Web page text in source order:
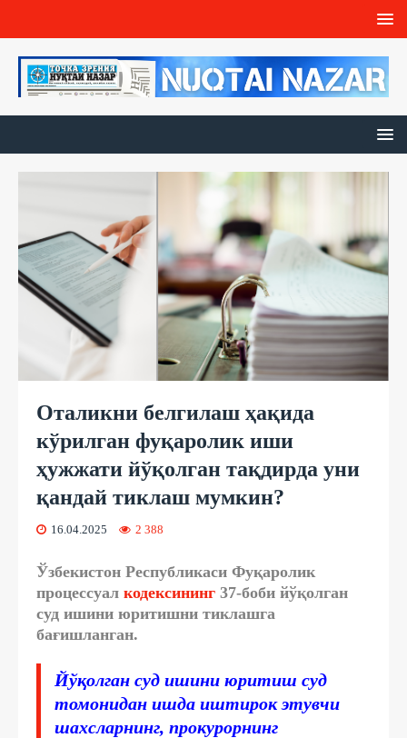
Оталикни белгилаш ҳақида
кўрилган фуқаролик иши
ҳужжати йўқолган тақдирда уни
қандай тиклаш мумкин?
16.04.2025 2 388
Ўзбекистон Республикаси Фуқаролик
процессуал кодексининг 37-боби йўқолган
суд ишини юритишни тиклашга
бағишланган.
Йўқолган суд ишини юритиш суд
томонидан ишда иштирок этувчи
шахсларнинг, прокурорнинг